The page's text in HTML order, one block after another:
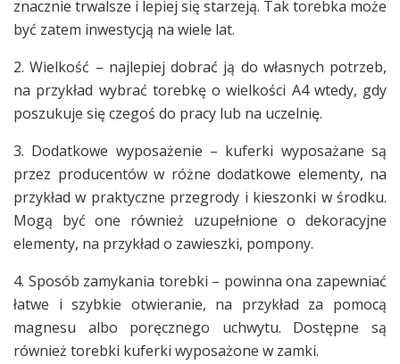
znacznie trwalsze i lepiej się starzeją. Tak torebka może
być zatem inwestycją na wiele lat.
2. Wielkość – najlepiej dobrać ją do własnych potrzeb,
na przykład wybrać torebkę o wielkości A4 wtedy, gdy
poszukuje się czegoś do pracy lub na uczelnię.
3. Dodatkowe wyposażenie – kuferki wyposażane są
przez producentów w różne dodatkowe elementy, na
przykład w praktyczne przegrody i kieszonki w środku.
Mogą być one również uzupełnione o dekoracyjne
elementy, na przykład o zawieszki, pompony.
4. Sposób zamykania torebki – powinna ona zapewniać
łatwe i szybkie otwieranie, na przykład za pomocą
magnesu albo poręcznego uchwytu. Dostępne są
również torebki kuferki wyposażone w zamki.